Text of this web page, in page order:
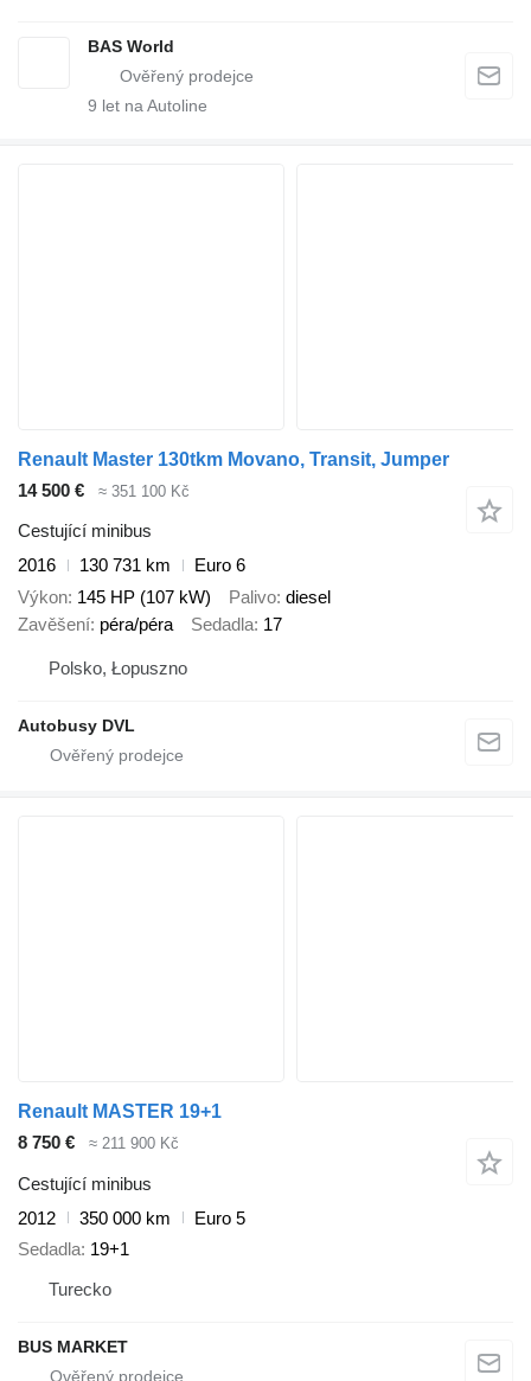
BAS World
9 let na Autoline
Renault Master 130tkm Movano, Transit, Jumper
14 500 €
≈ 351 100 Kč
Cestující minibus
2016
130 731 km
Euro 6
Výkon 145 HP (107 kW) Palivo diesel
Zavěšení péra/péra Sedadla 17
Polsko, Łopuszno
Autobusy DVL
Renault MASTER 19+1
8 750 €
≈ 211 900 Kč
Cestující minibus
2012
350 000 km
Euro 5
Sedadla 19+1
Turecko
BUS MARKET